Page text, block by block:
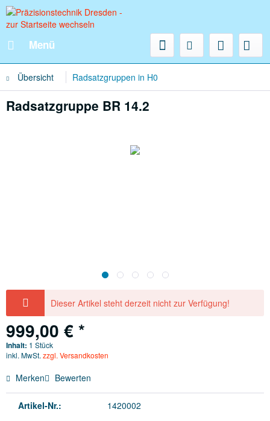
Menü
Übersicht Radsatzgruppen in H0
Radsatzgruppe BR 14.2
Dieser Artikel steht derzeit nicht zur Verfügung!
999,00 € *
Inhalt: 1 Stück
inkl. MwSt. zzgl. Versandkosten
Merken Bewerten
Artikel-Nr.: 1420002